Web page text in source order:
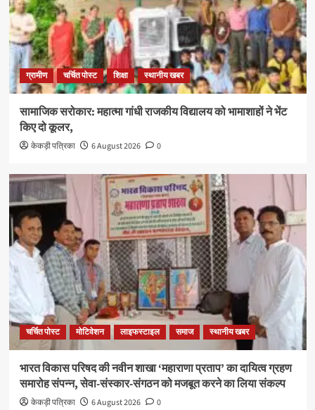
ग्रामीण चर्चित पोस्ट शिक्षा स्थानीय खबर
सामाजिक सरोकार: महात्मा गांधी राजकीय विद्यालय को भामाशाहों ने भेंट
किए दो कूलर,
केकड़ी पत्रिका 6 August 2026 0
चर्चित पोस्ट मोटिवेशन लाइफस्टाइल समाज स्थानीय खबर
भारत विकास परिषद की नवीन शाखा ‘महाराणा प्रताप’ का दायित्व ग्रहण
समारोह संपन्न, सेवा-संस्कार-संगठन को मजबूत करने का लिया संकल्प
केकड़ी पत्रिका 6 August 2026 0